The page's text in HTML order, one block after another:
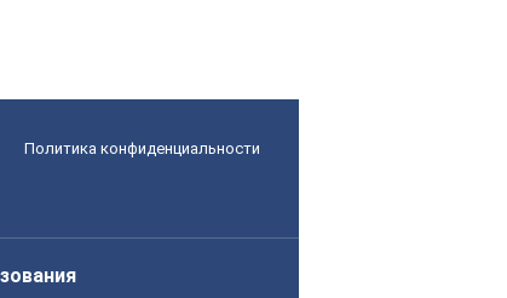
Политика конфиденциальности